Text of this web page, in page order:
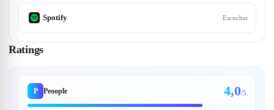
Spotify Escuchar
Ratings
P Peoople 4,0/5